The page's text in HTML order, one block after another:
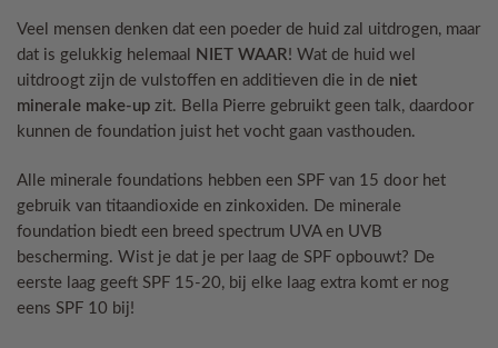
Veel mensen denken dat een poeder de huid zal uitdrogen, maar
dat is gelukkig helemaal
NIET WAAR! Wat de huid wel
uitdroogt zijn de vulstoffen en additieven die in de niet
minerale make-up zit. Bella Pierre gebruikt geen talk, daardoor
kunnen de foundation juist het vocht gaan vasthouden.
Alle minerale foundations hebben een SPF van 15 door het
gebruik van titaandioxide en zinkoxiden. De minerale
foundation biedt een breed spectrum UVA en UVB
bescherming. Wist je dat je per laag de SPF opbouwt? De
eerste laag geeft SPF 15-20, bij elke laag extra komt er nog
eens SPF 10 bij!